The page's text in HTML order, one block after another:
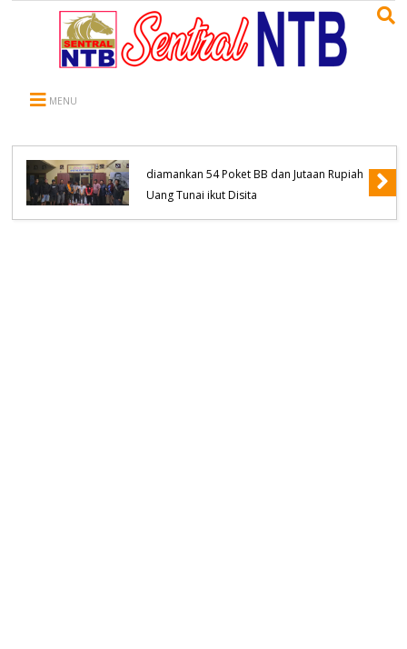
MENU
diamankan 54 Poket BB dan Jutaan Rupiah
Uang Tunai ikut Disita